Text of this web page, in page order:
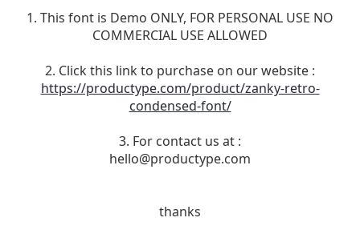
1. This font is Demo ONLY, FOR PERSONAL USE NO
COMMERCIAL USE ALLOWED
2. Click this link to purchase on our website :
https://productype.com/product/zanky-retro-
condensed-font/
3. For contact us at :
hello@productype.com
thanks